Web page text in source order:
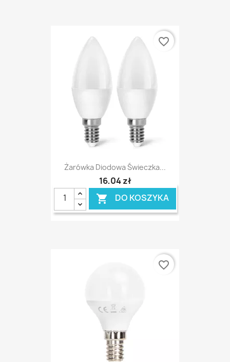
Żarówka Diodowa Świeczka...
16,04 zł
 DO KOSZYKA
favorite_border
favorite_border